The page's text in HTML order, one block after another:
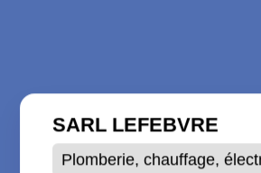
SARL LEFEBVRE
Plomberie, chauffage,